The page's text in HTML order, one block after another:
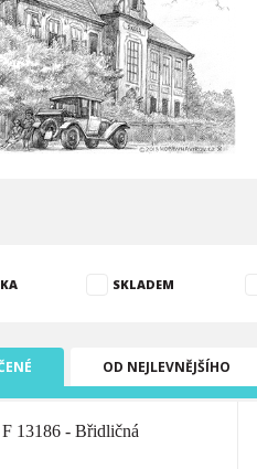
SKLADEM
OD NEJLEVNĚJŠÍHO
F 13186 - Břidličná